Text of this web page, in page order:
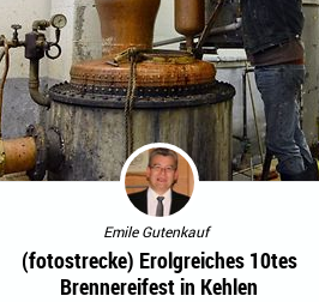
Emile Gutenkauf
(fotostrecke) Erolgreiches 10tes
Brennereifest in Kehlen